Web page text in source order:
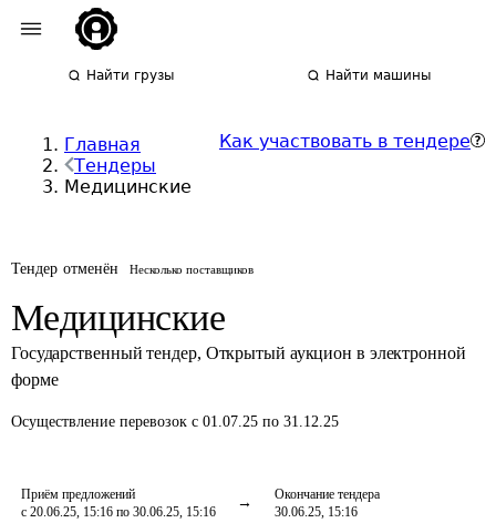
Найти грузы Найти машины
Главная
Тендеры
Медицинские
Как участвовать в тендере
Тендер отменён Несколько поставщиков
Медицинские
Государственный тендер, Открытый аукцион в электронной
форме
Осуществление перевозок с 01.07.25 по 31.12.25
Приём предложений
с 20.06.25, 15:16 по 30.06.25, 15:16
Окончание тендера
30.06.25, 15:16